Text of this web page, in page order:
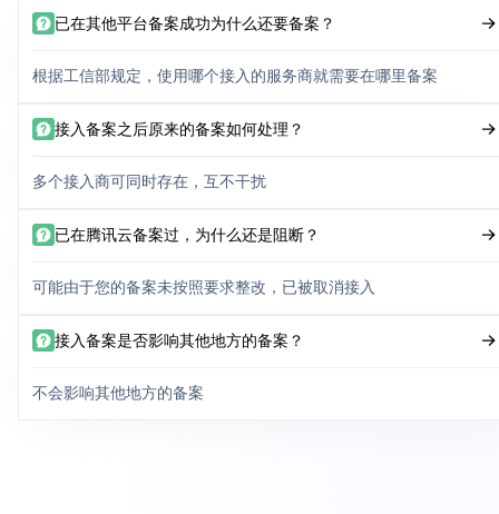
已在其他平台备案成功为什么还要备案？
根据工信部规定，使用哪个接入的服务商就需要在哪里备案
接入备案之后原来的备案如何处理？
多个接入商可同时存在，互不干扰
已在腾讯云备案过，为什么还是阻断？
可能由于您的备案未按照要求整改，已被取消接入
接入备案是否影响其他地方的备案？
不会影响其他地方的备案